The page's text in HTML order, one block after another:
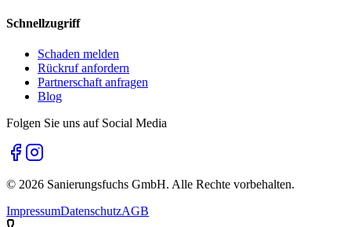
Schnellzugriff
Schaden melden
Rückruf anfordern
Partnerschaft anfragen
Blog
Folgen Sie uns auf Social Media
© 2026 Sanierungsfuchs GmbH. Alle Rechte vorbehalten.
ImpressumDatenschutzAGB